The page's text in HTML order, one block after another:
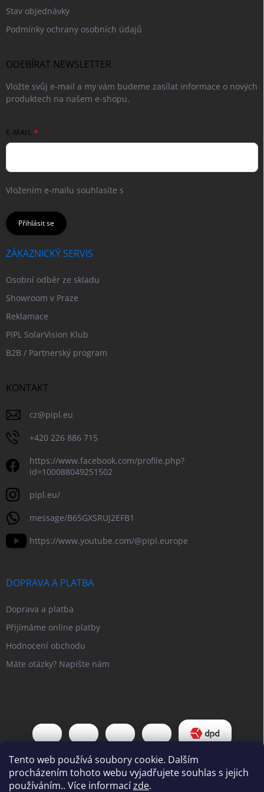
Tento web používá soubory cookie. Dalším
procházením tohoto webu vyjadřujete souhlas s jejich
používáním.. Více informacízde.
Stav objednávky
Podmínky ochrany osobních údajů
ODEBÍRAT NEWSLETTER
Vložte svůj e-mail a my vám budeme zasílat informace o nových
produktech na našem e-shopu.
E-MAIL
Vložením e-mailu souhlasíte s
Přihlásit se
ZÁKAZNICKÝ SERVIS
Osobní odběr ze skladu
Showroom v Praze
Reklamace
PIPL SolarVision Klub
B2B / Partnerský program
KONTAKT
cz@pipl.eu
+420 226 886 715
https://www.facebook.com/profile.php?
id=100088049251502
pipl.eu/
message/B65GXSRUJ2EFB1
https://www.youtube.com/@pipl.europe
DOPRAVA A PLATBA
Doprava a platba
Přijímáme online platby
Hodnocení obchodu
Máte otázky? Napište nám